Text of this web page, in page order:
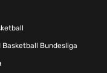
Bundesliga